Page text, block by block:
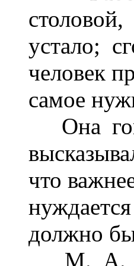
устало;
человек
самое
Она
что
должно
М. А.,